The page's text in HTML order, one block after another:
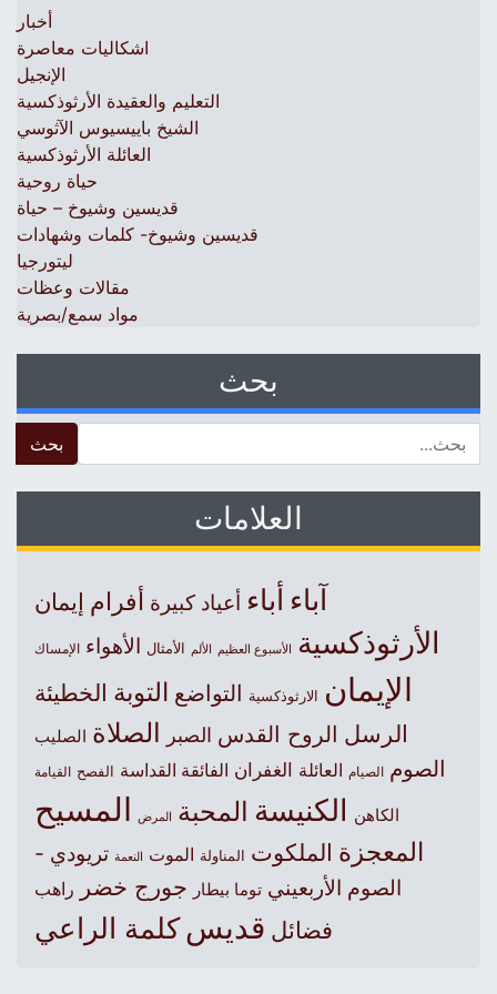
أخبار
اشكاليات معاصرة
الإنجيل
التعليم والعقيدة الأرثوذكسية
الشيخ باييسيوس الآثوسي
العائلة الأرثوذكسية
حياة روحية
قديسين وشيوخ – حياة
قديسين وشيوخ- كلمات وشهادات
ليتورجيا
مقالات وعظات
مواد سمع/بصرية
بحث
العلامات
آباءأباء أعياد كبيرة أفرام إيمان
الأرثوذكسية الأسبوع العظيم الألم الأمثال الأهواء الإمساك
الإيمان الارثوذكسية التواضع التوبة الخطيئة
الرسل الروح القدس الصبر الصلاة الصليب
الصوم الصيام العائلة الغفران الفائقة القداسة الفصح القيامة
الكاهن الكنيسةالمحبة المرض المسيح
المعجزة الملكوت المناولة الموت النعمة تريودي -
الصوم الأربعيني توما بيطار جورج خضر راهب
فضائل قديس كلمة الراعي